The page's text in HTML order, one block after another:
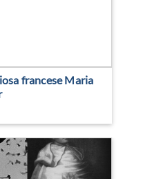
francese Maria